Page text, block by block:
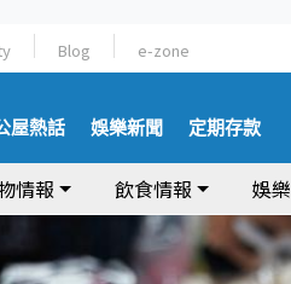
Blog e-zone
屋熱話 娛樂新聞 定期存款
情報 飲食情報 娛樂